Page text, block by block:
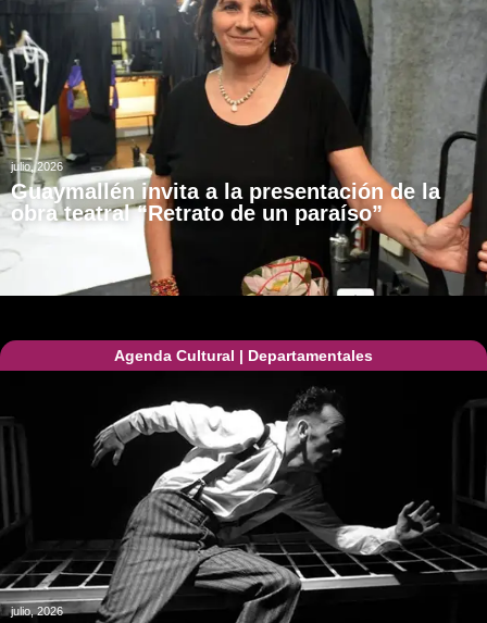
julio, 2026
Guaymallén invita a la presentación de la
obra teatral “Retrato de un paraíso”
Agenda Cultural | Departamentales
julio, 2026